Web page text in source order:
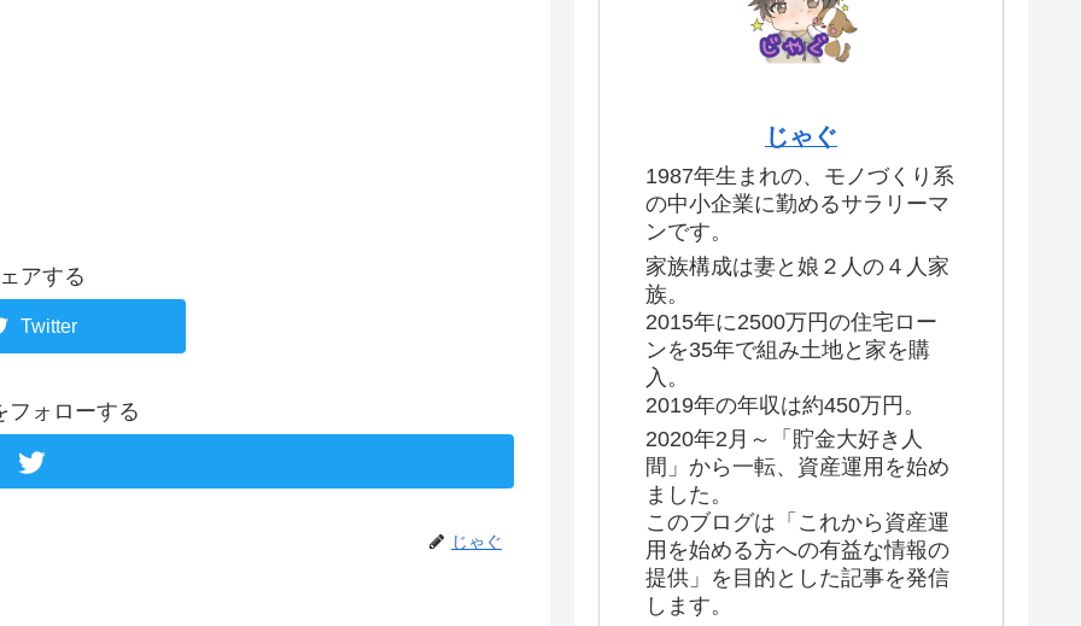
アする
Twitter
フォローする
じゃぐ
じゃぐ
1987年生まれの、モノづくり系
の中小企業に勤めるサラリーマ
ンです。
家族構成は妻と娘２人の４人家
族。
2015年に2500万円の住宅ロー
ンを35年で組み土地と家を購
入。
2019年の年収は約450万円。
2020年2月～「貯金大好き人
間」から一転、資産運用を始め
ました。
このブログは「これから資産運
用を始める方への有益な情報の
提供」を目的とした記事を発信
します。